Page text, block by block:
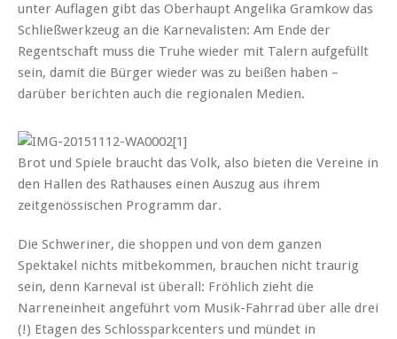
unter Auflagen gibt das Oberhaupt Angelika Gramkow das
Schließwerkzeug an die Karnevalisten: Am Ende der
Regentschaft muss die Truhe wieder mit Talern aufgefüllt
sein, damit die Bürger wieder was zu beißen haben –
darüber berichten auch die regionalen Medien.
Brot und Spiele braucht das Volk, also bieten die Vereine in
den Hallen des Rathauses einen Auszug aus ihrem
zeitgenössischen Programm dar.
Die Schweriner, die shoppen und von dem ganzen
Spektakel nichts mitbekommen, brauchen nicht traurig
sein, denn Karneval ist überall: Fröhlich zieht die
Narreneinheit angeführt vom Musik-Fahrrad über alle drei
(!) Etagen des Schlossparkcenters und mündet in